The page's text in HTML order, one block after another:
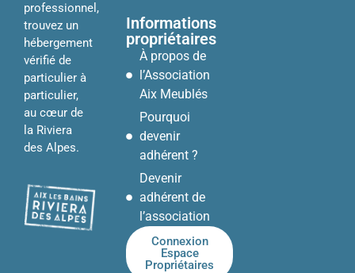
professionnel,
trouvez un
hébergement
vérifié de
particulier à
particulier,
au cœur de
la Riviera
des Alpes.
Informations
propriétaires
À propos de
l’Association
Aix Meublés
Pourquoi
devenir
adhérent ?
Devenir
adhérent de
l’association
Connexion
Espace
Propriétaires